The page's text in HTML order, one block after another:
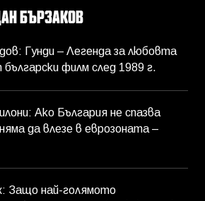
БЪРЗАКОВ
Гунди – Легенда за любовта
български филм след 1989 г.
Ако България не спазва
да влезе в еврозоната –
Защо най-голямото